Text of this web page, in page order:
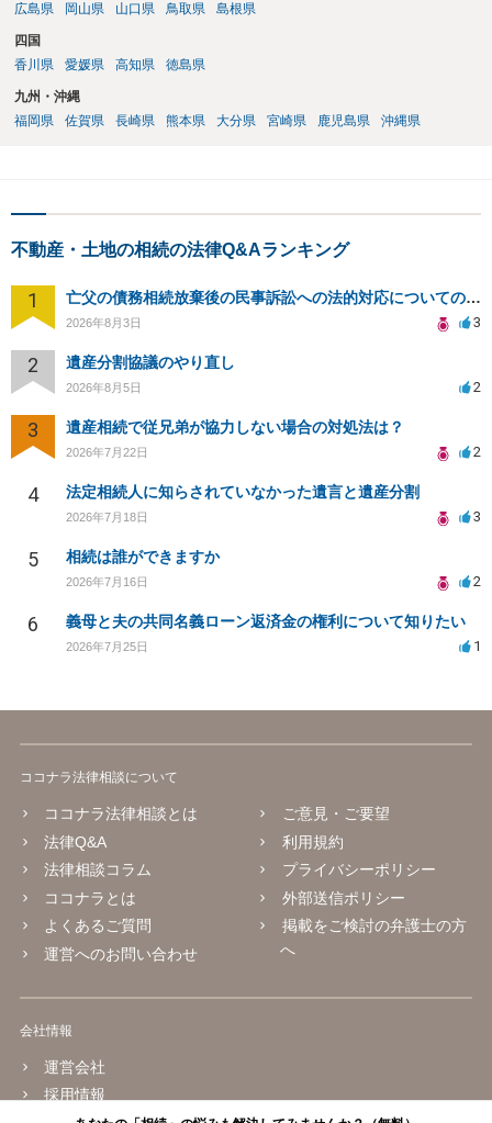
広島県
岡山県 山口県 鳥取県 島根県
四国
香川県
愛媛県 高知県 徳島県
九州・沖縄
福岡県
佐賀県 長崎県 熊本県 大分県 宮崎県 鹿児島県 沖縄県
不動産・土地の相続の法律Q&Aランキング
1 亡父の債務相続放棄後の民事訴訟への法的対応についての相談
2026年8月3日 3
2 遺産分割協議のやり直し
2026年8月5日 2
3 遺産相続で従兄弟が協力しない場合の対処法は？
2026年7月22日 2
4 法定相続人に知らされていなかった遺言と遺産分割
2026年7月18日 3
5 相続は誰ができますか
2026年7月16日 2
6 義母と夫の共同名義ローン返済金の権利について知りたい
2026年7月25日 1
ココナラ法律相談について
ココナラ法律相談とは
法律Q&A
法律相談コラム
ココナラとは
よくあるご質問
運営へのお問い合わせ
ご意見・ご要望
利用規約
プライバシーポリシー
外部送信ポリシー
掲載をご検討の弁護士の方
へ
会社情報
運営会社
採用情報